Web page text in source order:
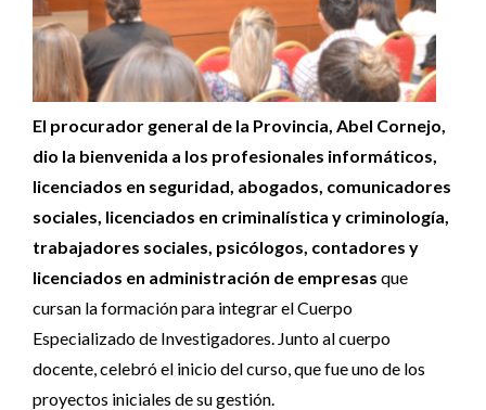
El procurador general de la Provincia, Abel Cornejo,
dio la bienvenida a los profesionales informáticos,
licenciados en seguridad, abogados, comunicadores
sociales, licenciados en criminalística y criminología,
trabajadores sociales, psicólogos, contadores y
licenciados en administración de empresas que
cursan la formación para integrar el Cuerpo
Especializado de Investigadores. Junto al cuerpo
docente, celebró el inicio del curso, que fue uno de los
proyectos iniciales de su gestión.